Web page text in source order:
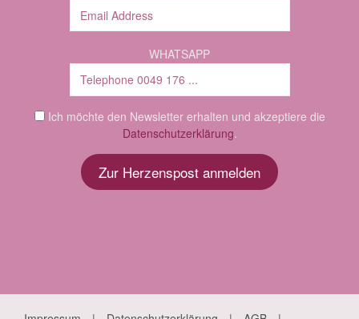
WHATSAPP
Ich möchte den Newsletter erhalten und akzeptiere die
Datenschutzerklärung.